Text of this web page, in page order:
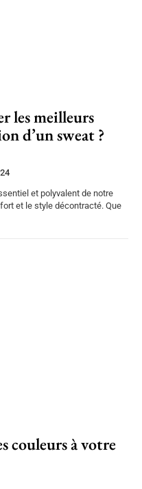
les meilleurs
d’un sweat ?
et polyvalent de notre
et le style décontracté. Que
couleurs à votre